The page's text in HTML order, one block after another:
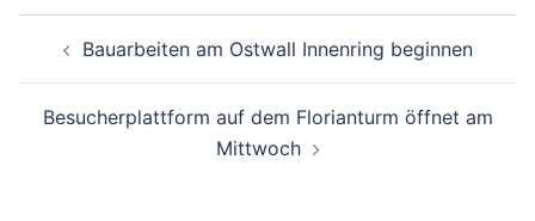
Navigation
Bauarbeiten am Ostwall Innenring beginnen
Besucherplattform auf dem Florianturm öffnet am
Mittwoch